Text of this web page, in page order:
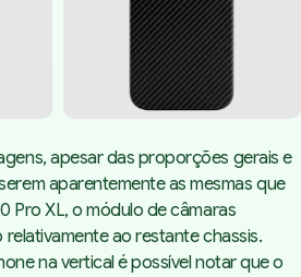
apesar das proporções gerais e
aparentemente as mesmas que
Pro XL, o módulo de câmaras
ao restante chassis.
na vertical é possível notar que o